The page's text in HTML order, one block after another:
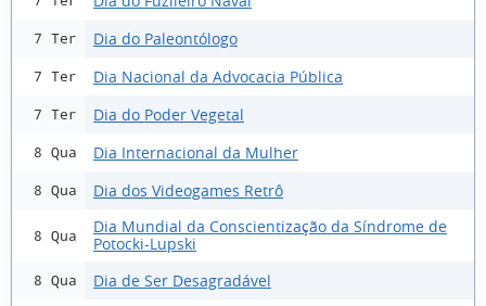
7 Ter Dia do Paleontólogo
7 Ter Dia Nacional da Advocacia Pública
7 Ter Dia do Poder Vegetal
8 Qua Dia Internacional da Mulher
8 Qua Dia dos Videogames Retrô
8 Qua
Dia Mundial da Conscientização da Síndrome de
Potocki-Lupski
8 Qua Dia de Ser Desagradável